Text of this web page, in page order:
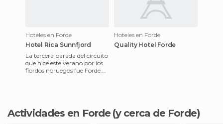
Hoteles en Forde
Hotel Rica Sunnfjord
La tercera parada del circuito
que hice este verano por los
fiordos noruegos fue Forde.
Hoteles en Forde
Quality Hotel Forde
Actividades en Forde (y cerca de Forde)